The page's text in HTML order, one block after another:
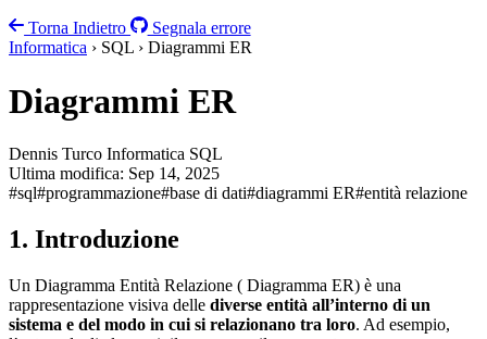
Torna Indietro
Segnala errore
Informatica › SQL › Diagrammi ER
Diagrammi ER
Dennis Turco Informatica SQL
Ultima modifica: Sep 14, 2025
#sql#programmazione#base di dati#diagrammi ER#entità relazione
1. Introduzione
Un Diagramma Entità Relazione ( Diagramma ER) è una
rappresentazione visiva delle diverse entità all’interno di un
sistema e del modo in cui si relazionano tra loro. Ad esempio,